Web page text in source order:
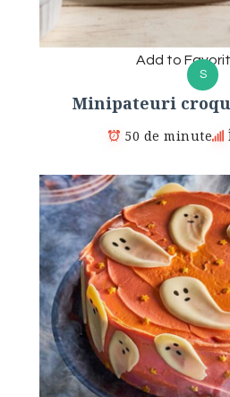
Add to
S
Minipateuri
50 de minute